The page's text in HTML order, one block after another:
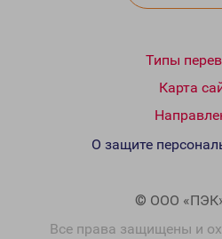
Типы
Карта
© ООО
Все права защищены и
О защите